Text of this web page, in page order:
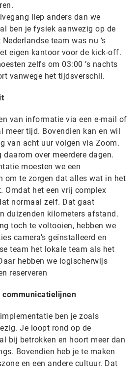
liep anders dan we
ben je fysiek aanwezig op de
team was nu ‘s
eigen kantoor voor de kick-off.
zelfs om 03:00 ’s nachts
vanwege het tijdsverschil.
van informatie via een e-mail of
meer tijd. Bovendien kan en wil
van acht uur volgen via Zoom.
daarom over meerdere dagen.
moesten we een
om te zorgen dat alles wat in het
Omdat het een vrij complex
normaal zelf. Dat gaat
duizenden kilometers afstand.
toch te voltooien, hebben we
camera’s geïnstalleerd en
team het lokale team als het
hebben we logischerwijs
reserveren
ben je zoals
Je loopt rond op de
bij betrokken en hoort meer dan
Bovendien heb je te maken
en een andere cultuur. Dat